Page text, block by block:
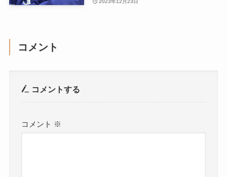
コメント
コメントする
コメント ※